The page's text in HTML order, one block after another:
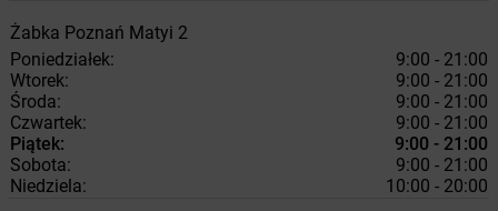
Żabka Poznań Matyi 2
Poniedziałek:
9:00 - 21:00
Wtorek:
9:00 - 21:00
Środa:
9:00 - 21:00
Czwartek:
9:00 - 21:00
Piątek:
9:00 - 21:00
Sobota:
9:00 - 21:00
Niedziela:
10:00 - 20:00